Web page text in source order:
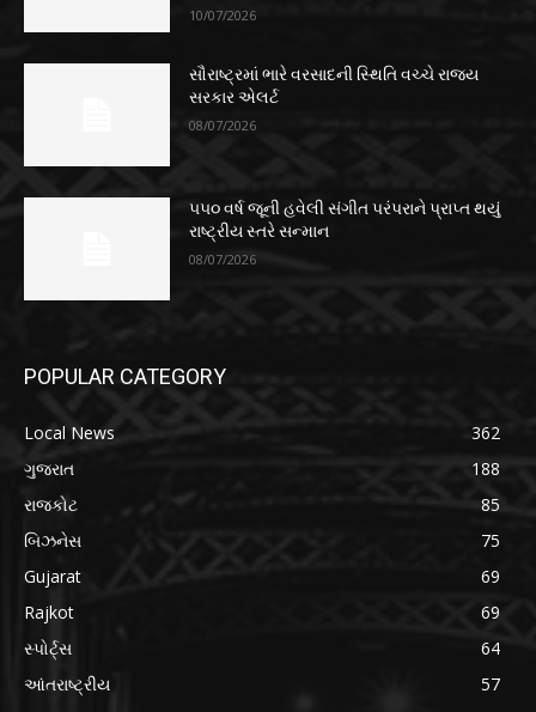
10/07/2026
સૌરાષ્ટ્રમાં ભારે વરસાદની સ્થિતિ વચ્ચે રાજ્ય
સરકાર એલર્ટ
08/07/2026
૫૫૦ વર્ષ જૂની હવેલી સંગીત પરંપરાને પ્રાપ્ત થયું
રાષ્ટ્રીય સ્તરે સન્માન
08/07/2026
POPULAR CATEGORY
Local News
362
ગુજરાત
188
રાજકોટ
85
બિઝનેસ
75
Gujarat
69
Rajkot
69
સ્પોર્ટ્સ
64
આંતરાષ્ટ્રીય
57